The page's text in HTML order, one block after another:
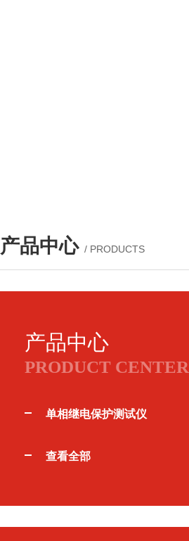
产品中心 / PRODUCTS
产品中心
PRODUCT CENTER
单相继电保护测试仪
查看全部